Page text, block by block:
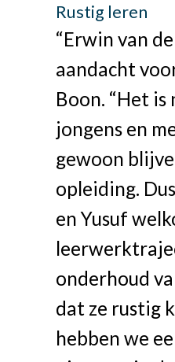
Rustig leren
“Erwin van
aandacht
Boon. “Het
jongens en
gewoon
opleiding.
en Yusuf
onderhoud
dat ze rustig
hebben we